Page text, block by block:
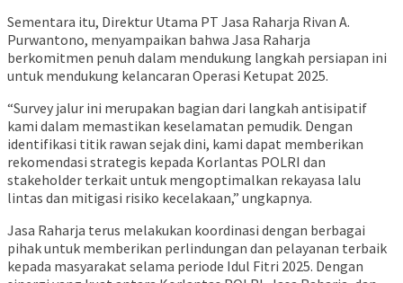
Sementara itu, Direktur Utama PT Jasa Raharja Rivan A.
Purwantono, menyampaikan bahwa Jasa Raharja
berkomitmen penuh dalam mendukung langkah persiapan ini
untuk mendukung kelancaran Operasi Ketupat 2025.
“Survey jalur ini merupakan bagian dari langkah antisipatif
kami dalam memastikan keselamatan pemudik. Dengan
identifikasi titik rawan sejak dini, kami dapat memberikan
rekomendasi strategis kepada Korlantas POLRI dan
stakeholder terkait untuk mengoptimalkan rekayasa lalu
lintas dan mitigasi risiko kecelakaan,” ungkapnya.
Jasa Raharja terus melakukan koordinasi dengan berbagai
pihak untuk memberikan perlindungan dan pelayanan terbaik
kepada masyarakat selama periode Idul Fitri 2025. Dengan